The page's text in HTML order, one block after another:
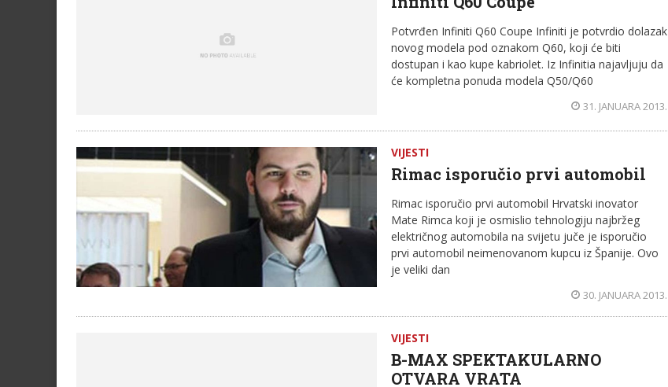
Potvrđen Infiniti Q60 Coupe Infiniti je potvrdio dolazak
novog modela pod oznakom Q60, koji će biti
dostupan i kao kupe kabriolet. Iz Infinitia najavljuju da
će kompletna ponuda modela Q50/Q60
31. JANUARA 2013.
VIJESTI
Rimac isporučio prvi automobil
Rimac isporučio prvi automobil Hrvatski inovator
Mate Rimca koji je osmislio tehnologiju najbržeg
električnog automobila na svijetu juče je isporučio
prvi automobil neimenovanom kupcu iz Španije. Ovo
je veliki dan
30. JANUARA 2013.
VIJESTI
B-MAX SPEKTAKULARNO
OTVARA VRATA